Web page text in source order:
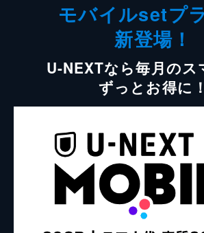
モバイルsetプ
新登場！
U-NEXTなら毎月のス
ずっとお得に！